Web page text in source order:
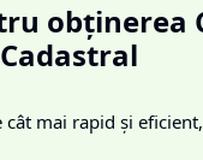
obținerea
Cadastral
cât mai rapid și